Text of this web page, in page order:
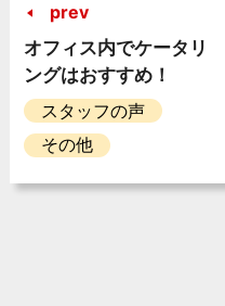
prev
オフィス内でケータリ
ングはおすすめ！
スタッフの声
その他